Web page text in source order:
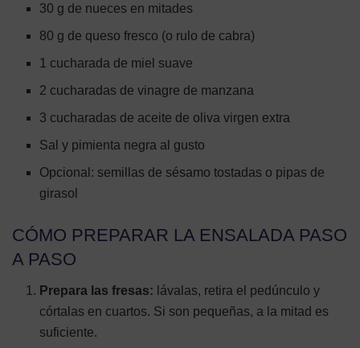
30 g de nueces en mitades
80 g de queso fresco (o rulo de cabra)
1 cucharada de miel suave
2 cucharadas de vinagre de manzana
3 cucharadas de aceite de oliva virgen extra
Sal y pimienta negra al gusto
Opcional: semillas de sésamo tostadas o pipas de
girasol
CÓMO PREPARAR LA ENSALADA PASO
A PASO
Prepara las fresas: lávalas, retira el pedúnculo y
córtalas en cuartos. Si son pequeñas, a la mitad es
suficiente.